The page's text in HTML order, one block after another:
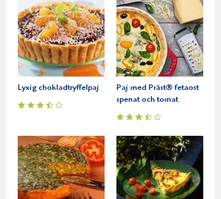
Lyxig chokladtryffelpaj
Paj med Präst® fetaost
spenat och tomat